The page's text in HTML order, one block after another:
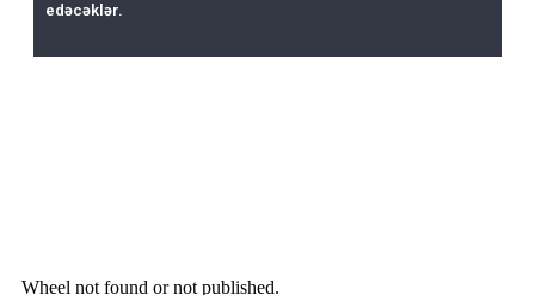
edəcəklər.
Wheel not found or not published.